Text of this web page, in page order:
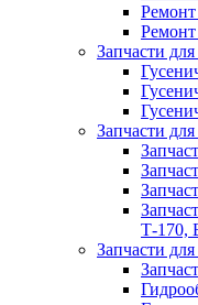
Ремонт
Запчасти
Запчасти для
Т-170,
Запчасти